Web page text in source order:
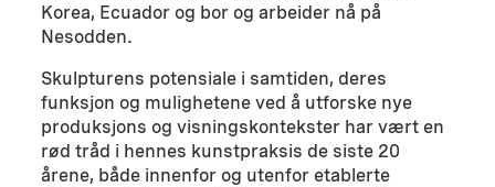
Korea, Ecuador og bor og arbeider nå på
Nesodden.
Skulpturens potensiale i samtiden, deres
funksjon og mulighetene ved å utforske nye
produksjons og visningskontekster har vært en
rød tråd i hennes kunstpraksis de siste 20
årene, både innenfor og utenfor etablerte